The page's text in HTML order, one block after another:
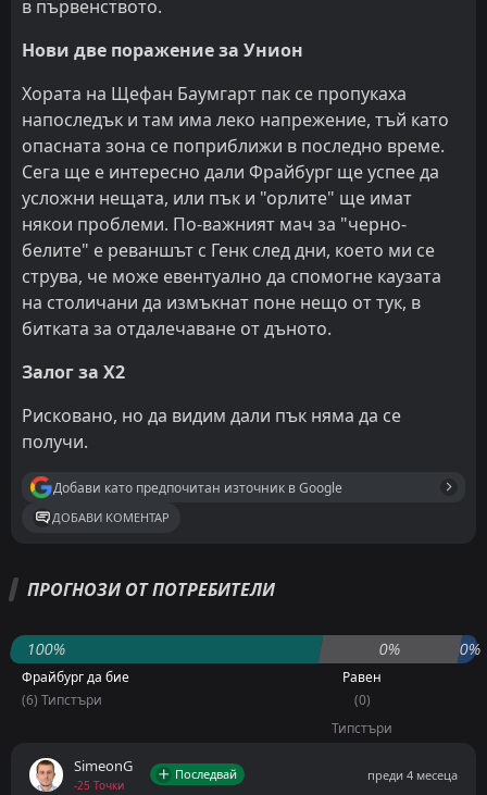
в първенството.
Нови две поражение за Унион
Хората на Щефан Баумгарт пак се пропукаха
напоследък и там има леко напрежение, тъй като
опасната зона се поприближи в последно време.
Сега ще е интересно дали Фрайбург ще успее да
усложни нещата, или пък и "орлите" ще имат
някои проблеми. По-важният мач за "черно-
белите" е реваншът с Генк след дни, което ми се
струва, че може евентуално да спомогне каузата
на столичани да измъкнат поне нещо от тук, в
битката за отдалечаване от дъното.
Залог за Х2
Рисковано, но да видим дали пък няма да се
получи.
Добави като предпочитан източник в Google
ДОБАВИ КОМЕНТАР
ПРОГНОЗИ ОТ ПОТРЕБИТЕЛИ
100% 0% 0%
Фрайбург да бие
(6) Типстъри
Равен
(0)
Типстъри
SimeonG
-25 Точки
Последвай преди 4 месеца